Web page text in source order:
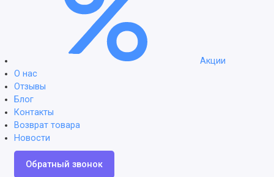
Акции
О нас
Отзывы
Блог
Контакты
Возврат товара
Новости
Обратный звонок